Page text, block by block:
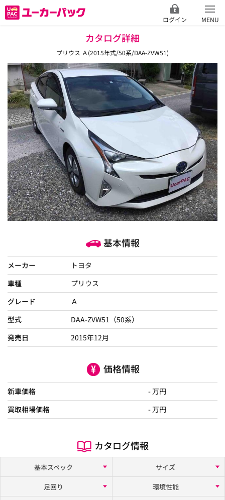
ログイン MENU
カタログ詳細
プリウス Ａ(2015年式/50系/DAA-ZVW51)
基本情報
メーカー
トヨタ
車種
プリウス
グレード
Ａ
型式
DAA-ZVW51（50系）
発売日
2015年12月
価格情報
新車価格
- 万円
買取相場価格
- 万円
カタログ情報
基本スペック
サイズ
足回り
環境性能